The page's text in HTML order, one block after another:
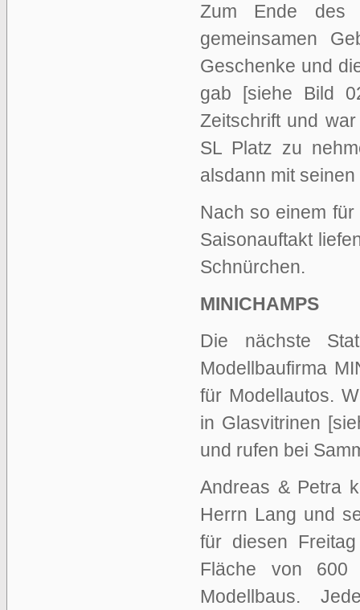
Zum Ende des
gemeinsamen
Geschenke und
gab [siehe Bild
Zeitschrift und
SL Platz zu
alsdann mit
Nach so einem
Saisonauftakt
Schnürchen.
MINICHAMPS
Die nächste
Modellbaufirma
für Modellautos.
in Glasvitrinen
und rufen bei
Andreas & Petra
Herrn Lang und
für diesen
Fläche von
Modellbaus.